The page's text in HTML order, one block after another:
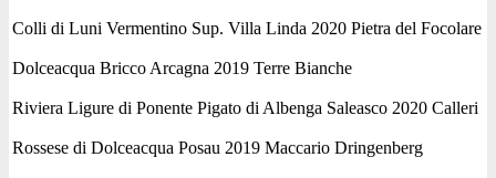
Colli di Luni Vermentino Sup. Villa Linda 2020 Pietra del Focolare
Dolceacqua Bricco Arcagna 2019 Terre Bianche
Riviera Ligure di Ponente Pigato di Albenga Saleasco 2020 Calleri
Rossese di Dolceacqua Posau 2019 Maccario Dringenberg